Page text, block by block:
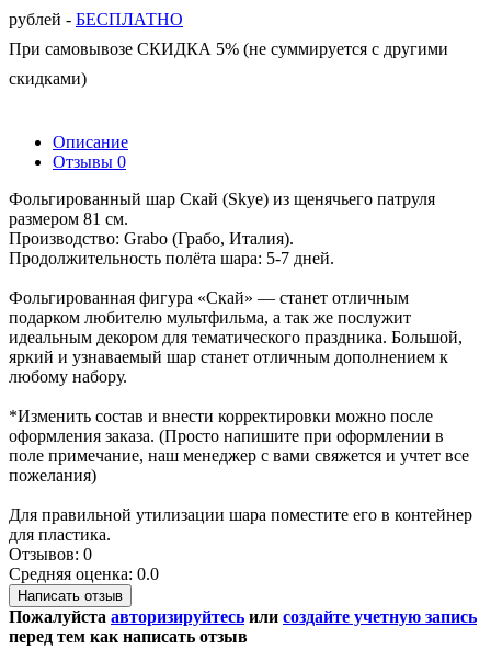
рублей - БЕСПЛАТНО
При самовывозе СКИДКА 5% (не суммируется с другими
скидками)
Описание
Отзывы 0
Фольгированный шар Скай (Skye) из щенячьего патруля
размером 81 см.
Производство: Grabo (Грабо, Италия).
Продолжительность полёта шара: 5-7 дней.
Фольгированная фигура «Скай» — станет отличным
подарком любителю мультфильма, а так же послужит
идеальным декором для тематического праздника. Большой,
яркий и узнаваемый шар станет отличным дополнением к
любому набору.
*Изменить состав и внести корректировки можно после
оформления заказа. (Просто напишите при оформлении в
поле примечание, наш менеджер с вами свяжется и учтет все
пожелания)
Для правильной утилизации шара поместите его в контейнер
для пластика.
Отзывов: 0
Средняя оценка: 0.0
Написать отзыв
Пожалуйста авторизируйтесь или создайте учетную запись
перед тем как написать отзыв